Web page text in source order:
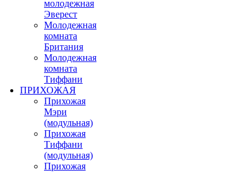
молодежная
Эверест
Молодежная
комната
Британия
Молодежная
комната
Тиффани
ПРИХОЖАЯ
Прихожая
Мэри
(модульная)
Прихожая
Тиффани
(модульная)
Прихожая